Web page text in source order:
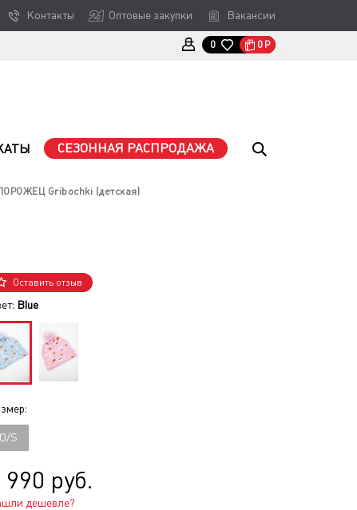
Контакты Оптовые закупки Вакансии
0 0 Р
СЕЗОННАЯ РАСПРОДАЖА
Gribochki (детская)
Оставить отзыв
Blue
O/S
990 руб.
дешевле?